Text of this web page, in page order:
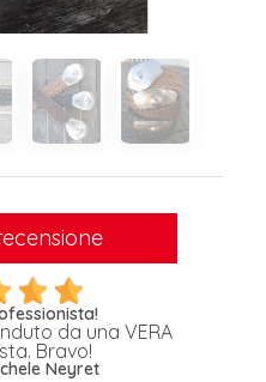
da una VERA
Bravo!
Neyret